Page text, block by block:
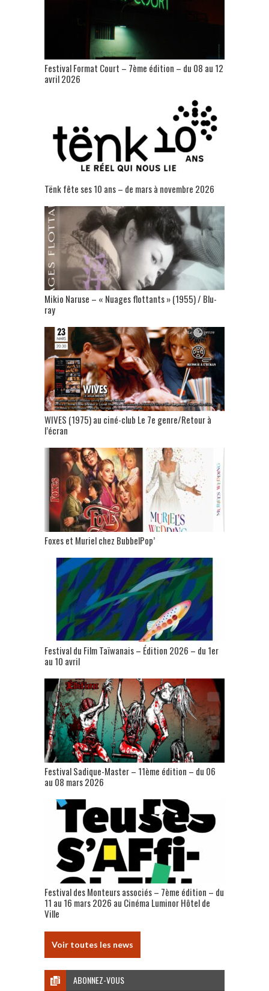
Festival Format Court – 7ème édition – du 08 au 12
avril 2026
Tënk fête ses 10 ans – de mars à novembre 2026
Mikio Naruse – « Nuages flottants » (1955) / Blu-
ray
WIVES (1975) au ciné-club Le 7e genre/Retour à
l’écran
Foxes et Muriel chez BubbelPop’
Festival du Film Taïwanais – Édition 2026 – du 1er
au 10 avril
Festival Sadique-Master – 11ème édition – du 06
au 08 mars 2026
Festival des Monteurs associés – 7ème édition – du
11 au 16 mars 2026 au Cinéma Luminor Hôtel de
Ville
Voir toutes les news
ABONNEZ-VOUS